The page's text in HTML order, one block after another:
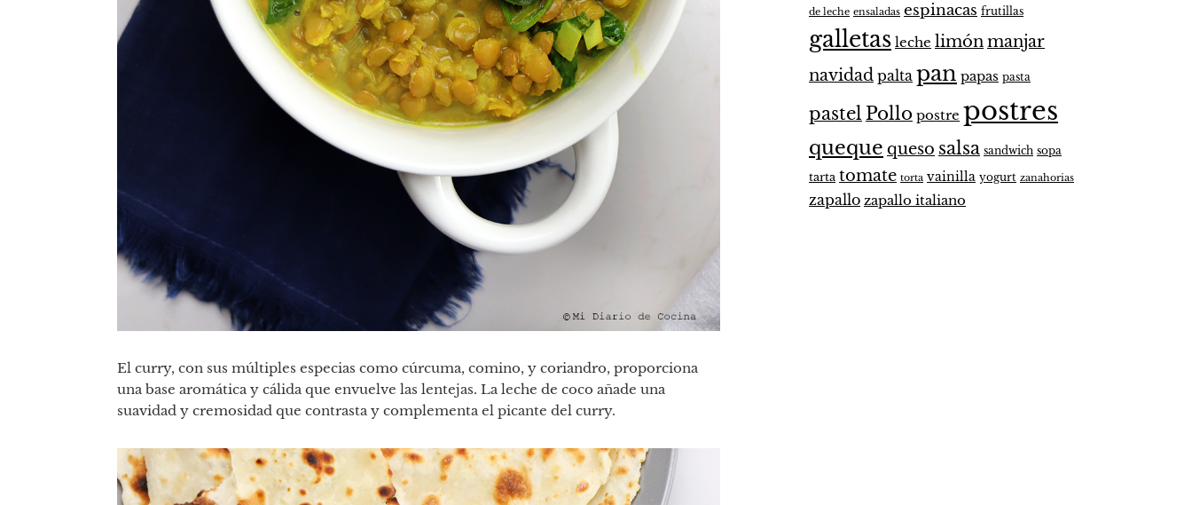
El curry, con sus múltiples especias como cúrcuma, comino, y coriandro, proporciona
una base aromática y cálida que envuelve las lentejas. La leche de coco añade una
suavidad y cremosidad que contrasta y complementa el picante del curry.
de leche ensaladas espinacas frutillas
galletas leche limónmanjar
navidad palta pan papas pasta
pastel Pollo postre postres
queque queso salsa sandwich sopa
tarta tomate torta vainilla yogurt zanahorias
zapallo zapallo italiano